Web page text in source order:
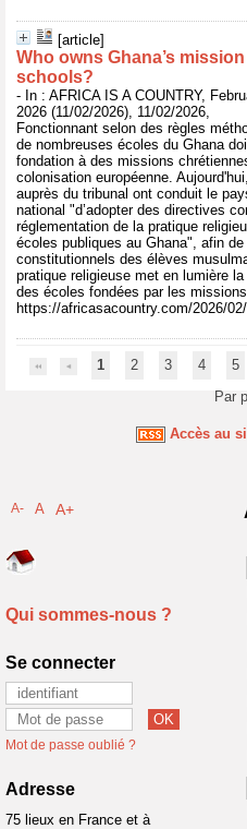
[article]
Who owns Ghana’s mission
schools?
- In : AFRICA IS A COUNTRY,
2026 (11/02/2026), 11/02/2026,
Fonctionnant selon des règles
de nombreuses écoles du Ghana
fondation à des missions
colonisation européenne.
auprès du tribunal ont conduit le
national "d’adopter des directives
réglementation de la pratique
écoles publiques au Ghana", afin
constitutionnels des élèves
pratique religieuse met en lumière
des écoles fondées par les
https://africasacountry.com/2026/
1 2 3 4 5
Par
Accès au
A- A A+
Qui sommes-nous ?
Se connecter
Mot de passe oublié ?
Adresse
75 lieux en France et à